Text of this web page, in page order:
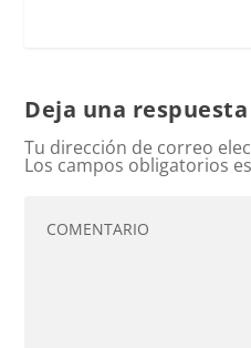
Deja una respuesta
Tu dirección de correo
Los campos obligatorios